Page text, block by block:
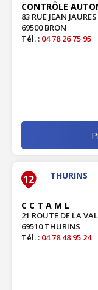
CONTRÔLE
83 RUE JEAN JAURES
69500 BRON
Tél. : 04 78 26 75 95
12 THURINS
C C T A M L
21 ROUTE DE LA
69510 THURINS
Tél. : 04 78 48 95 24